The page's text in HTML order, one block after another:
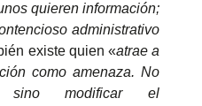
quieren información;
administrativo
existe quien «atrae a
como amenaza. No
sino modificar el